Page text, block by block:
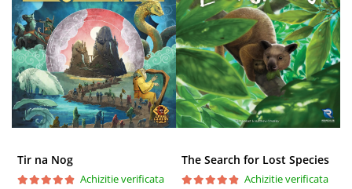
Puzzle 4000 piese
Puzzle 500 piese
4D Cityscape Time Puzzle
Puzzle 180 piese
Puzzle 12 piese
Puzzle 300 piese
Tir na Nog
Achizitie verificata
The Search for Lost Species
Achizitie verificata